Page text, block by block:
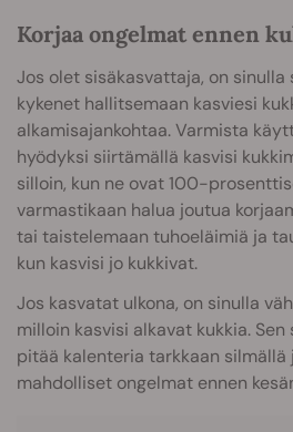
Korjaa ongelmat ennen
Jos olet sisäkasvattaja, on
kykenet hallitsemaan kasviesi
alkamisajankohtaa. Varmista
hyödyksi siirtämällä kasvisi
silloin, kun ne ovat 100-
varmastikaan halua joutua
tai taistelemaan tuhoeläimiä ja
kun kasvisi jo kukkivat.
Jos kasvatat ulkona, on sinulla
milloin kasvisi alkavat kukkia.
pitää kalenteria tarkkaan silmällä
mahdolliset ongelmat ennen